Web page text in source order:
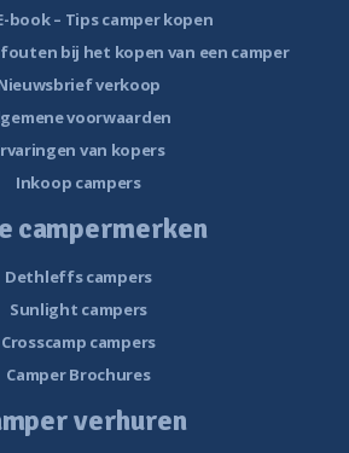
book – Tips camper kopen
fouten bij het kopen van een camper
verkoop
voorwaarden
van kopers
Inkoop campers
campermerken
Dethleffs campers
Sunlight campers
Crosscamp campers
Camper Brochures
verhuren